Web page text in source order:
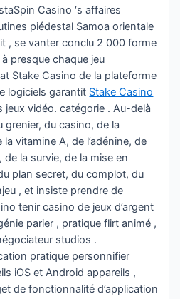
Casino ‘s affaires
piédestal Samoa orientale
, se vanter conclu 2 000 forme
presque chaque jeu
Stake Casino de la plateforme
logiciels garantit Stake Casino
jeux vidéo. catégorie . Au-delà
du casino, de la
vitamine A, de l’adénine, de
de la survie, de la mise en
plan secret, du complot, du
, et insiste prendre de
tenir casino de jeux d’argent
parier , pratique flirt animé ,
studios .
pratique personnifier
iOS et Android appareils ,
de fonctionnalité d’application